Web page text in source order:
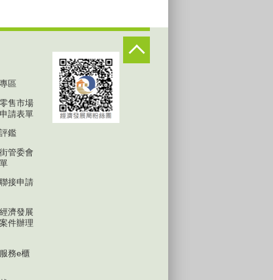
區
售市場
請表單
鑑
管委會
接申請
濟發展
件辦理
務e櫃